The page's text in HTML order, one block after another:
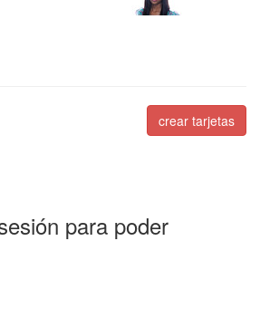
crear tarjetas
para poder